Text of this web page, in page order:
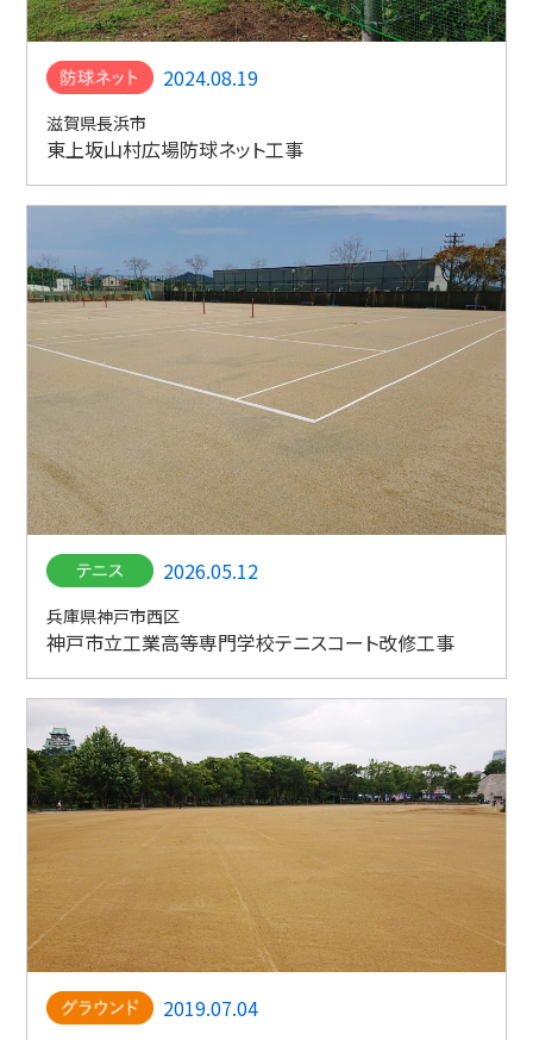
2024.08.19
滋賀県長浜市
東上坂山村広場防球ネット工事
2026.05.12
兵庫県神戸市西区
神戸市立工業高等専門学校テニスコート改修工事
2019.07.04